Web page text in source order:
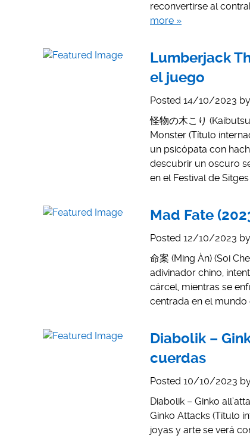
reconvertirse al
more »
Lumberjack
el juego
Posted 14/10/2023 by
怪物の木こり
Monster (Título
un psicópata con
descubrir un oscuro
en el Festival de
Mad Fate
Posted 12/10/2023 by
命案 (Ming Àn) (Soi
adivinador chino,
cárcel, mientras se
centrada en el mundo
Diabolik –
cuerdas
Posted 10/10/2023
Diabolik – Ginko
Ginko Attacks (Título
joyas y arte se verá